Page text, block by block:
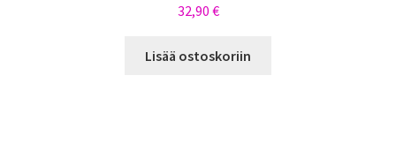
32,90 €
Lisää ostoskoriin